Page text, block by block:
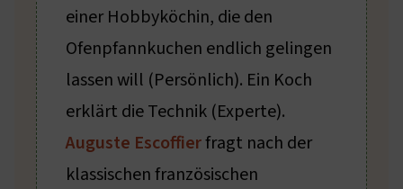
einer Hobbyköchin, die den
Ofenpfannkuchen endlich gelingen
lassen will (Persönlich). Ein Koch
erklärt die Technik (Experte).
Auguste Escoffierfragt nach der
klassischen französischen